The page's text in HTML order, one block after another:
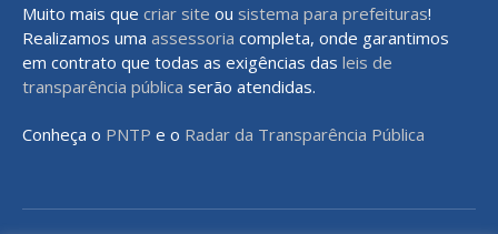
Muito mais que criar site ou sistema para prefeituras!
Realizamos uma assessoria completa, onde garantimos
em contrato que todas as exigências das leis de
transparência pública serão atendidas.
Conheça o PNTP e o Radar da Transparência Pública